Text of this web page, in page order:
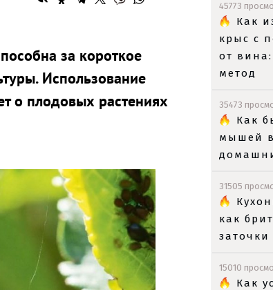
45773
Как
крыс с
от
метод
35473
Как
мышей в
31505
как
заточки
15010
Как
за короткое
Использование
о плодовых растениях